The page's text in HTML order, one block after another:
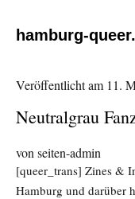
hamburg-
Veröffentlicht am 11.
Neutralgrau
von seiten-admin
[queer_trans] Zines &
Hamburg und darüber